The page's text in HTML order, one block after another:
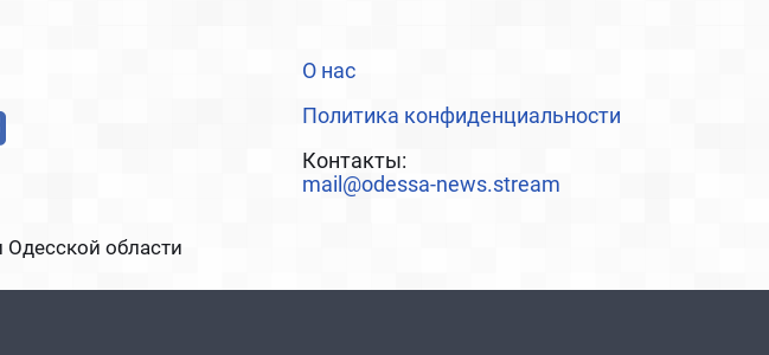
О нас
Политика конфиденциальности
Контакты:
mail@odessa-news.stream
Одесской области